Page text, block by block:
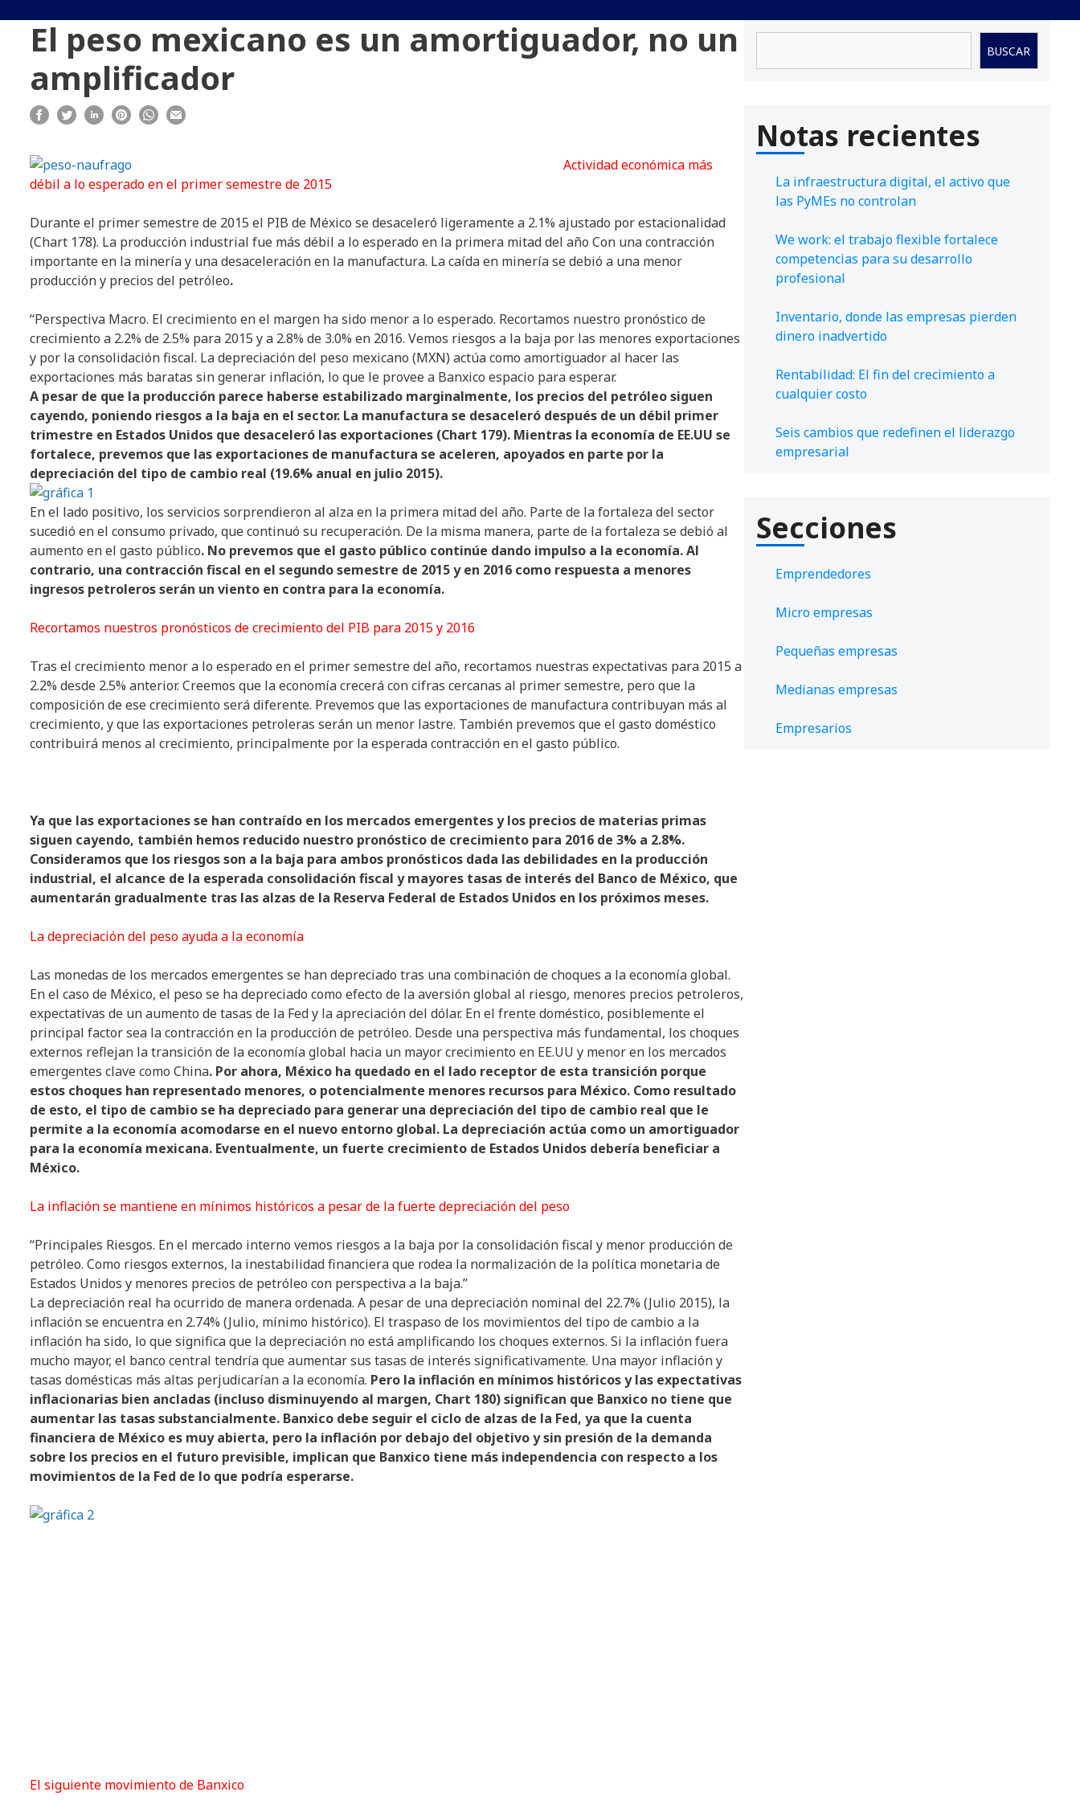
El peso mexicano es un amortiguador, no un
amplificador
Actividad económica más
débil a lo esperado en el primer semestre de 2015
Durante el primer semestre de 2015 el PIB de México se desaceleró ligeramente a 2.1% ajustado por estacionalidad
(Chart 178). La producción industrial fue más débil a lo esperado en la primera mitad del año Con una contracción
importante en la minería y una desaceleración en la manufactura. La caída en minería se debió a una menor
producción y precios del petróleo.
“Perspectiva Macro. El crecimiento en el margen ha sido menor a lo esperado. Recortamos nuestro pronóstico de
crecimiento a 2.2% de 2.5% para 2015 y a 2.8% de 3.0% en 2016. Vemos riesgos a la baja por las menores exportaciones
y por la consolidación fiscal. La depreciación del peso mexicano (MXN) actúa como amortiguador al hacer las
exportaciones más baratas sin generar inflación, lo que le provee a Banxico espacio para esperar.
A pesar de que la producción parece haberse estabilizado marginalmente, los precios del petróleo siguen
cayendo, poniendo riesgos a la baja en el sector. La manufactura se desaceleró después de un débil primer
trimestre en Estados Unidos que desaceleró las exportaciones (Chart 179). Mientras la economía de EE.UU se
fortalece, prevemos que las exportaciones de manufactura se aceleren, apoyados en parte por la
depreciación del tipo de cambio real (19.6% anual en julio 2015).
En el lado positivo, los servicios sorprendieron al alza en la primera mitad del año. Parte de la fortaleza del sector
sucedió en el consumo privado, que continuó su recuperación. De la misma manera, parte de la fortaleza se debió al
aumento en el gasto público. No prevemos que el gasto público continúe dando impulso a la economía. Al
contrario, una contracción fiscal en el segundo semestre de 2015 y en 2016 como respuesta a menores
ingresos petroleros serán un viento en contra para la economía.
Recortamos nuestros pronósticos de crecimiento del PIB para 2015 y 2016
Tras el crecimiento menor a lo esperado en el primer semestre del año, recortamos nuestras expectativas para 2015 a
2.2% desde 2.5% anterior. Creemos que la economía crecerá con cifras cercanas al primer semestre, pero que la
composición de ese crecimiento será diferente. Prevemos que las exportaciones de manufactura contribuyan más al
crecimiento, y que las exportaciones petroleras serán un menor lastre. También prevemos que el gasto doméstico
contribuirá menos al crecimiento, principalmente por la esperada contracción en el gasto público.
Ya que las exportaciones se han contraído en los mercados emergentes y los precios de materias primas
siguen cayendo, también hemos reducido nuestro pronóstico de crecimiento para 2016 de 3% a 2.8%.
Consideramos que los riesgos son a la baja para ambos pronósticos dada las debilidades en la producción
industrial, el alcance de la esperada consolidación fiscal y mayores tasas de interés del Banco de México, que
aumentarán gradualmente tras las alzas de la Reserva Federal de Estados Unidos en los próximos meses.
La depreciación del peso ayuda a la economía
Las monedas de los mercados emergentes se han depreciado tras una combinación de choques a la economía global.
En el caso de México, el peso se ha depreciado como efecto de la aversión global al riesgo, menores precios petroleros,
expectativas de un aumento de tasas de la Fed y la apreciación del dólar. En el frente doméstico, posiblemente el
principal factor sea la contracción en la producción de petróleo. Desde una perspectiva más fundamental, los choques
externos reflejan la transición de la economía global hacia un mayor crecimiento en EE.UU y menor en los mercados
emergentes clave como China. Por ahora, México ha quedado en el lado receptor de esta transición porque
estos choques han representado menores, o potencialmente menores recursos para México. Como resultado
de esto, el tipo de cambio se ha depreciado para generar una depreciación del tipo de cambio real que le
permite a la economía acomodarse en el nuevo entorno global. La depreciación actúa como un amortiguador
para la economía mexicana. Eventualmente, un fuerte crecimiento de Estados Unidos debería beneficiar a
México.
La inflación se mantiene en mínimos históricos a pesar de la fuerte depreciación del peso
“Principales Riesgos. En el mercado interno vemos riesgos a la baja por la consolidación fiscal y menor producción de
petróleo. Como riesgos externos, la inestabilidad financiera que rodea la normalización de la política monetaria de
Estados Unidos y menores precios de petróleo con perspectiva a la baja.”
La depreciación real ha ocurrido de manera ordenada. A pesar de una depreciación nominal del 22.7% (Julio 2015), la
inflación se encuentra en 2.74% (Julio, mínimo histórico). El traspaso de los movimientos del tipo de cambio a la
inflación ha sido, lo que significa que la depreciación no está amplificando los choques externos. Si la inflación fuera
mucho mayor, el banco central tendría que aumentar sus tasas de interés significativamente. Una mayor inflación y
tasas domésticas más altas perjudicarían a la economía. Pero la inflación en mínimos históricos y las expectativas
inflacionarias bien ancladas (incluso disminuyendo al margen, Chart 180) significan que Banxico no tiene que
aumentar las tasas substancialmente. Banxico debe seguir el ciclo de alzas de la Fed, ya que la cuenta
financiera de México es muy abierta, pero la inflación por debajo del objetivo y sin presión de la demanda
sobre los precios en el futuro previsible, implican que Banxico tiene más independencia con respecto a los
movimientos de la Fed de lo que podría esperarse.
El siguiente movimiento de Banxico
BUSCAR
Notas recientes
La infraestructura digital, el activo que
las PyMEs no controlan
We work: el trabajo flexible fortalece
competencias para su desarrollo
profesional
Inventario, donde las empresas pierden
dinero inadvertido
Rentabilidad: El fin del crecimiento a
cualquier costo
Seis cambios que redefinen el liderazgo
empresarial
Secciones
Emprendedores
Micro empresas
Pequeñas empresas
Medianas empresas
Empresarios